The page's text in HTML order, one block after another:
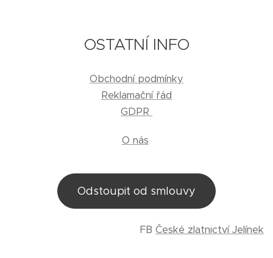
OSTATNÍ INFO
Obchodní podmínky
Reklamační řád
GDPR
O nás
Odstoupit od smlouvy
FB České zlatnictví Jelínek